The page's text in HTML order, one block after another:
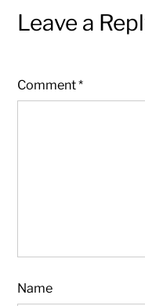
Leave a
Comment*
Name